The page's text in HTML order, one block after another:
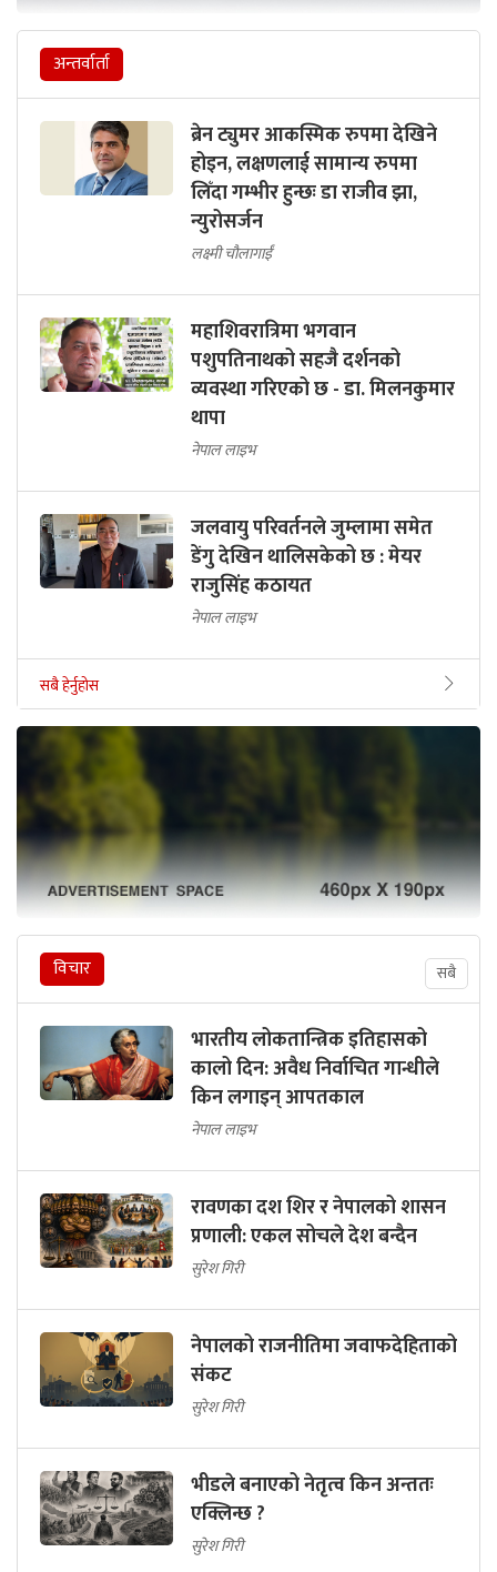
अन्तर्वार्ता
ब्रेन ट्युमर आकस्मिक रुपमा देखिने
होइन, लक्षणलाई सामान्य रुपमा
लिँदा गम्भीर हुन्छः डा राजीव झा,
न्युरोसर्जन
लक्ष्मी चौलागाईं
महाशिवरात्रिमा भगवान
पशुपतिनाथको सहजै दर्शनको
व्यवस्था गरिएको छ - डा. मिलनकुमार
थापा
नेपाल लाइभ
जलवायु परिवर्तनले जुम्लामा समेत
डेंगु देखिन थालिसकेको छ : मेयर
राजुसिंह कठायत
नेपाल लाइभ
सबै हेर्नुहोस
विचार सबै
भारतीय लोकतान्त्रिक इतिहासको
कालो दिन: अवैध निर्वाचित गान्धीले
किन लगाइन् आपतकाल
नेपाल लाइभ
रावणका दश शिर र नेपालको शासन
प्रणाली: एकल सोचले देश बन्दैन
सुरेश गिरी
नेपालको राजनीतिमा जवाफदेहिताको
संकट
सुरेश गिरी
भीडले बनाएको नेतृत्व किन अन्ततः
एक्लिन्छ ?
सुरेश गिरी